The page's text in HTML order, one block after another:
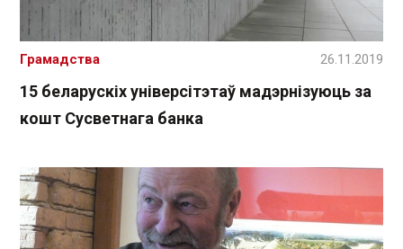
15 беларускіх універсітэтаў мадэрнізуюць за
кошт Сусветнага банка
Грамадства 26.11.2019